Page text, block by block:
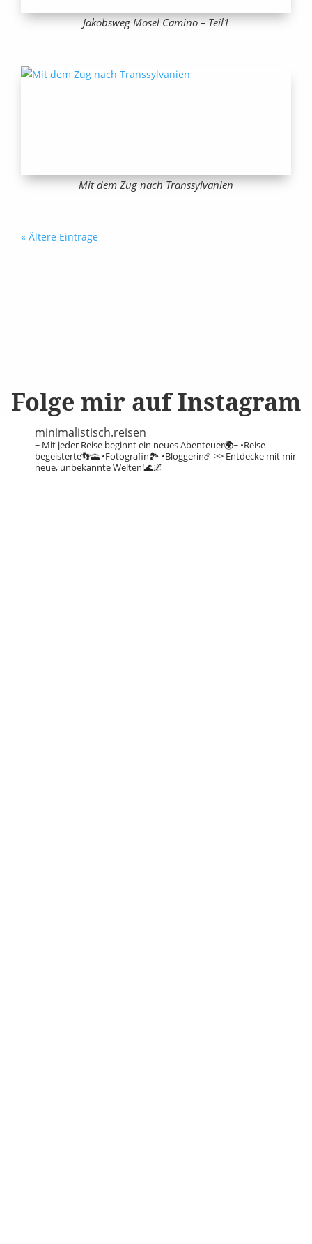
Jakobsweg Mosel Camino – Teil1
Mit dem Zug nach Transsylvanien
« Ältere Einträge
Folge mir auf Instagram
minimalistisch.reisen
~ Mit jeder Reise beginnt ein neues Abenteuer🌍~ •Reise-
begeisterte👣🌄 •Fotografin🏞️ •Bloggerin☄️ >> Entdecke mit mir
neue, unbekannte Welten!🌊🌌